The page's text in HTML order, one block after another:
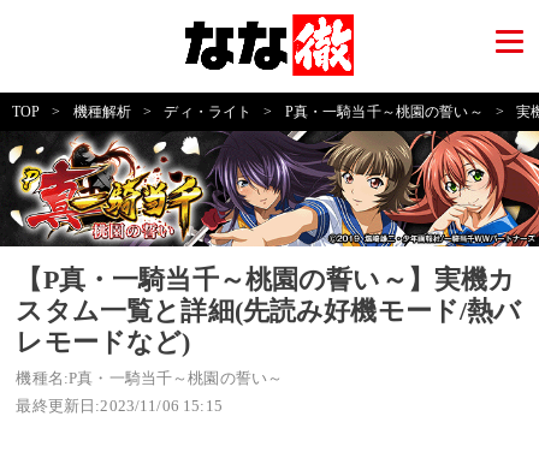
TOP > 機種解析 > ディ・ライト > P真・一騎当千～桃園の誓い～ > 実
【P真・一騎当千～桃園の誓い～】実機カ
スタム一覧と詳細(先読み好機モード/熱バ
レモードなど)
機種名:P真・一騎当千～桃園の誓い～
最終更新日:2023/11/06 15:15